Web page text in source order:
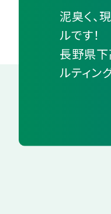
泥臭く、
ルです！
長野県
ルティン